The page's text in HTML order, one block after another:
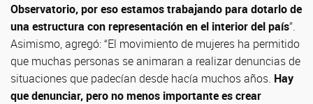
Observatorio, por eso estamos trabajando para dotarlo de
una estructura con representación en el interior del país”.
Asimismo, agregó: “El movimiento de mujeres ha permitido
que muchas personas se animaran a realizar denuncias de
situaciones que padecían desde hacía muchos años. Hay
que denunciar, pero no menos importante es crear